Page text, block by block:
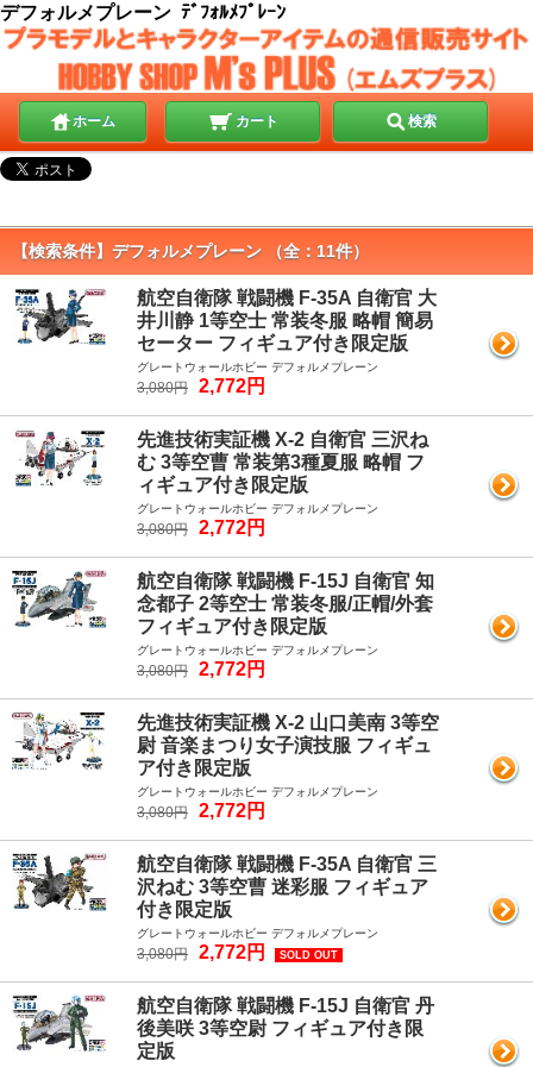
デフォルメプレーン ﾃﾞﾌｫﾙﾒﾌﾟﾚｰﾝ
ホーム カート 検索
【検索条件】デフォルメプレーン （全：11件）
航空自衛隊 戦闘機 F-35A 自衛官 大
井川静 1等空士 常装冬服 略帽 簡易
セーター フィギュア付き限定版
グレートウォールホビー デフォルメプレーン
3,080円 2,772円
先進技術実証機 X-2 自衛官 三沢ね
む 3等空曹 常装第3種夏服 略帽 フ
ィギュア付き限定版
グレートウォールホビー デフォルメプレーン
3,080円 2,772円
航空自衛隊 戦闘機 F-15J 自衛官 知
念都子 2等空士 常装冬服/正帽/外套
フィギュア付き限定版
グレートウォールホビー デフォルメプレーン
3,080円 2,772円
先進技術実証機 X-2 山口美南 3等空
尉 音楽まつり女子演技服 フィギュ
ア付き限定版
グレートウォールホビー デフォルメプレーン
3,080円 2,772円
航空自衛隊 戦闘機 F-35A 自衛官 三
沢ねむ 3等空曹 迷彩服 フィギュア
付き限定版
グレートウォールホビー デフォルメプレーン
3,080円 2,772円 SOLD OUT
航空自衛隊 戦闘機 F-15J 自衛官 丹
後美咲 3等空尉 フィギュア付き限
定版